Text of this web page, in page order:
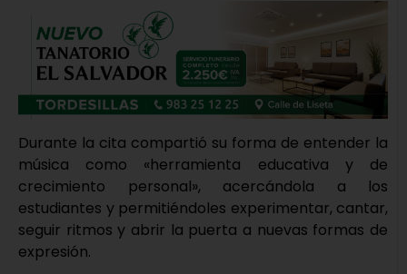
Durante la cita compartió su forma de entender la
música como «herramienta educativa y de
crecimiento personal», acercándola a los
estudiantes y permitiéndoles experimentar, cantar,
seguir ritmos y abrir la puerta a nuevas formas de
expresión.